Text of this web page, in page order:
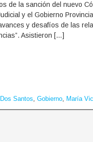
de la sanción del nuevo
y el Gobierno
y desafíos de las
Asistieron […]
Santos, Gobierno, María